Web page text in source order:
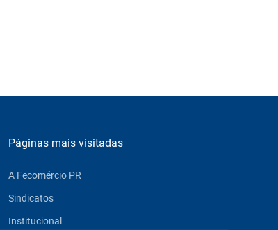
Páginas mais visitadas
A Fecomércio PR
Sindicatos
Institucional